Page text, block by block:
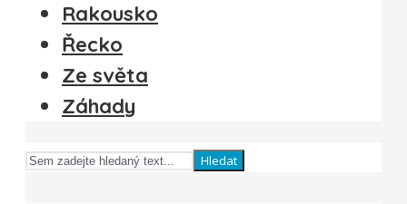
Rakousko
Řecko
Ze světa
Záhady
Hledat